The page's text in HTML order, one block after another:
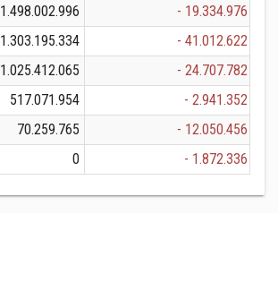
1.498.002.996 - 19.334.976
1.303.195.334 - 41.012.622
1.025.412.065 - 24.707.782
517.071.954 - 2.941.352
70.259.765 - 12.050.456
0 - 1.872.336